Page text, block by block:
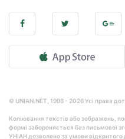
© UNIAN.NET, 1998 - 2026 Усі права
Копіювання текстів або зображень,
формі забороняється без письмової
УНІАН дозволено за умови